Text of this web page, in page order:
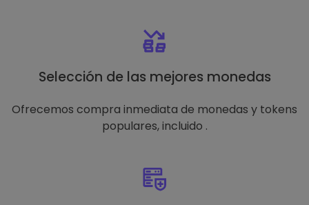
Selección de las mejores monedas
Ofrecemos compra inmediata de monedas y tokens
populares, incluido .